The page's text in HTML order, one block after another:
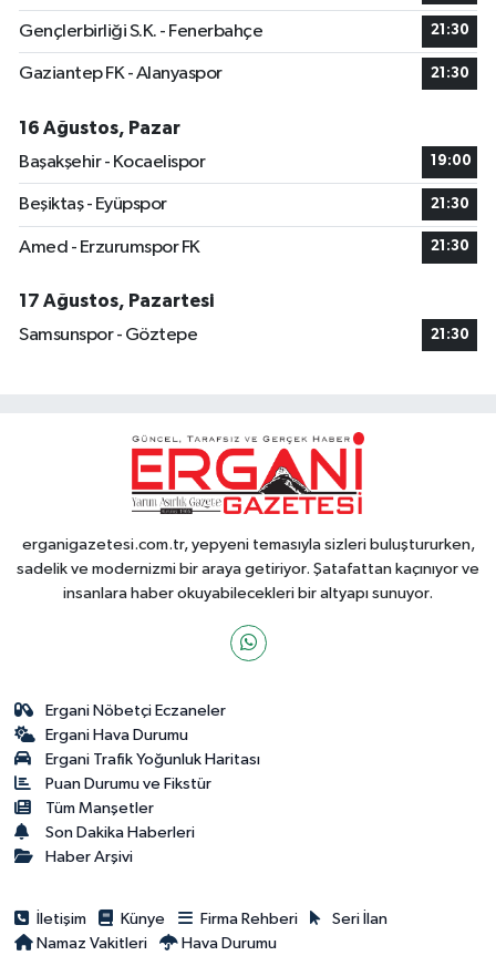
Gençlerbirliği S.K. - Fenerbahçe 21:30
Gaziantep FK - Alanyaspor 21:30
16 Ağustos, Pazar
Başakşehir - Kocaelispor
19:00
Beşiktaş - Eyüpspor 21:30
Amed - Erzurumspor FK 21:30
17 Ağustos, Pazartesi
Samsunspor - Göztepe
21:30
erganigazetesi.com.tr, yepyeni temasıyla sizleri buluştururken,
sadelik ve modernizmi bir araya getiriyor. Şatafattan kaçınıyor ve
insanlara haber okuyabilecekleri bir altyapı sunuyor.
Ergani Nöbetçi Eczaneler
Ergani Hava Durumu
Ergani Trafik Yoğunluk Haritası
Puan Durumu ve Fikstür
Tüm Manşetler
Son Dakika Haberleri
Haber Arşivi
İletişim Künye Firma Rehberi
Seri İlan
Namaz Vakitleri
Hava Durumu